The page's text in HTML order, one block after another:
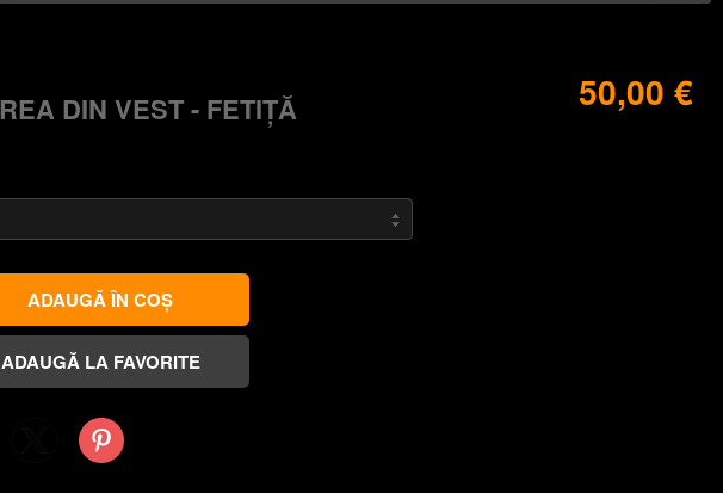
DIN VEST - FETIȚĂ 50,00 €
Pinterest